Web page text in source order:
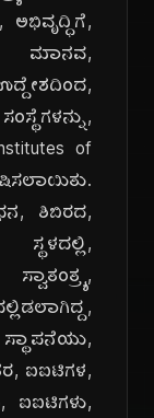
ಅಭಿವೃದ್ಧಿಗೆ,
ಮಾನವ,
of
ಶಿಬಿರದ,
ಐಐಟಿಗಳ,
ಐಐಟಿಗಳು,